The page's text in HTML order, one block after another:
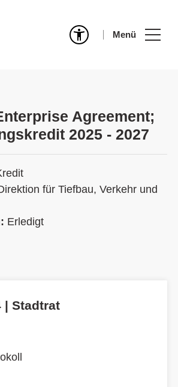
Menü
Agreement;
2025 - 2027
für Tiefbau, Verkehr und
Erledigt
| Stadtrat